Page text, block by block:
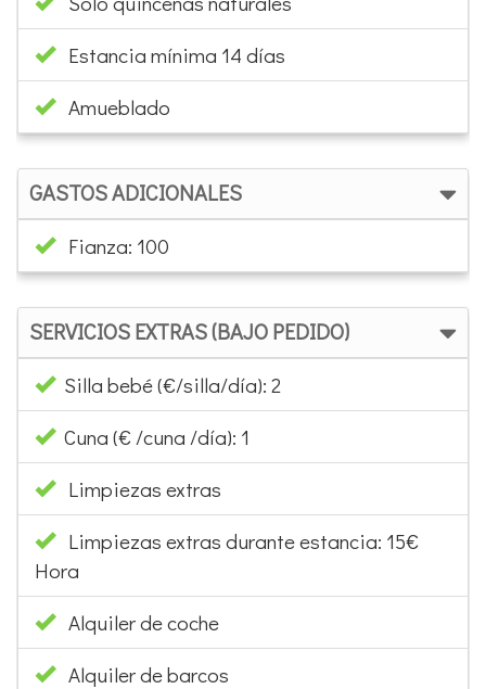
Amueblado
GASTOS ADICIONALES
SERVICIOS EXTRAS (BAJO PEDIDO)
Cuna (€ /cuna /día): 1
Limpiezas extras
Limpiezas extras durante estancia: 15€
Hora
Alquiler de coche
Alquiler de barcos
Reservas Wellness